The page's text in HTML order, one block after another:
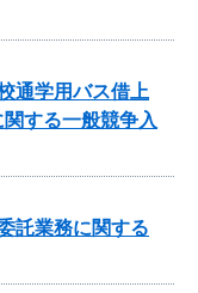
通学用バス借上
する一般競争入
託業務に関する